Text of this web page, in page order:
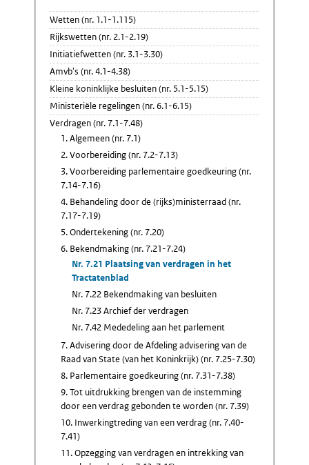
Wetten (nr. 1.1-1.115)
Rijkswetten (nr. 2.1-2.19)
Initiatiefwetten (nr. 3.1-3.30)
Amvb's (nr. 4.1-4.38)
Kleine koninklijke besluiten (nr. 5.1-5.15)
Ministeriële regelingen (nr. 6.1-6.15)
Verdragen (nr. 7.1-7.48)
1. Algemeen (nr. 7.1)
2. Voorbereiding (nr. 7.2-7.13)
3. Voorbereiding parlementaire goedkeuring (nr.
7.14-7.16)
4. Behandeling door de (rijks)ministerraad (nr.
7.17-7.19)
5. Ondertekening (nr. 7.20)
6. Bekendmaking (nr. 7.21-7.24)
Nr. 7.21 Plaatsing van verdragen in het
Tractatenblad
Nr. 7.22 Bekendmaking van besluiten
Nr. 7.23 Archief der verdragen
Nr. 7.42 Mededeling aan het parlement
7. Advisering door de Afdeling advisering van de
Raad van State (van het Koninkrijk) (nr. 7.25-7.30)
8. Parlementaire goedkeuring (nr. 7.31-7.38)
9. Tot uitdrukking brengen van de instemming
door een verdrag gebonden te worden (nr. 7.39)
10. Inwerkingtreding van een verdrag (nr. 7.40-
7.41)
11. Opzegging van verdragen en intrekking van